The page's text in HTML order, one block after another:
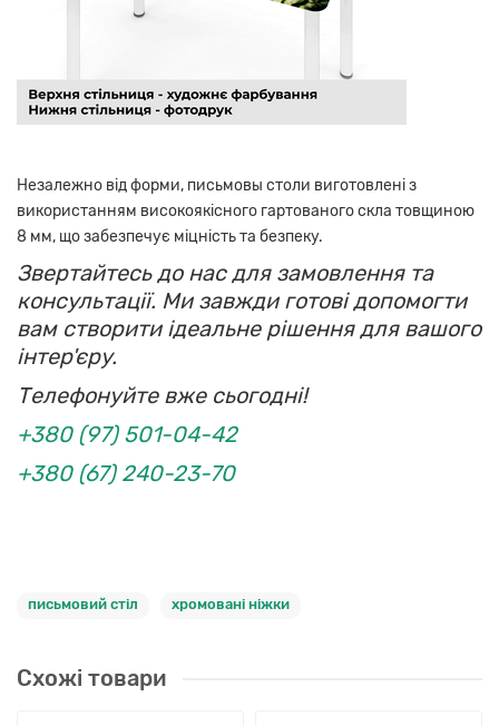
Незалежно від форми, письмовы столи виготовлені з
використанням високоякісного гартованого скла товщиною
8 мм, що забезпечує міцність та безпеку.
Звертайтесь до нас для замовлення та
консультації. Ми завжди готові допомогти
вам створити ідеальне рішення для вашого
інтер'єру.
Телефонуйте вже сьогодні!
+380 (97) 501-04-42
+380 (67) 240-23-70
письмовий стіл хромовані ніжки
Схожі товари